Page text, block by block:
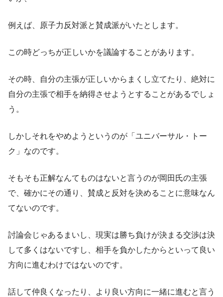
例えば、原子力反対派と賛成派がいたとします。
この時どっちが正しいかを議論することがあります。
その時、自分の主張が正しいからまくし立てたり、絶対に
自分の主張で相手を納得させようとすることがあるでしょ
う。
しかしそれをやめようというのが「ユニバーサル・トー
ク」なのです。
そもそも正解なんてものはないと言うのが岡田氏の主張
で、確かにその通り、賛成と反対を決めることに意味なん
てないのです。
討論会じゃあるまいし、現実は勝ち負けが決まる交渉は決
して多くはないですし、相手を負かしたからといって良い
方向に進むわけではないのです。
話して仲良くなったり、より良い方向に一緒に進むと言う